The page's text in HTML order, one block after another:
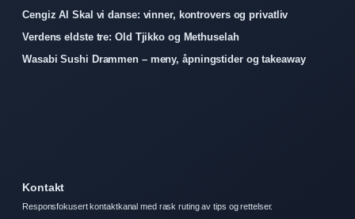
Cengiz Al Skal vi danse: vinner, kontrovers og privatliv
Verdens eldste tre: Old Tjikko og Methuselah
Wasabi Sushi Drammen – meny, åpningstider og takeaway
Kontakt
Responsfokusert kontaktkanal med rask ruting av tips og rettelser.